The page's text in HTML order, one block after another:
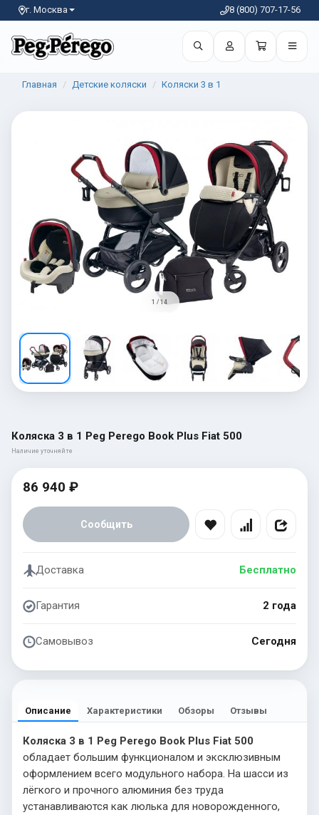
г. Москва 8 (800) 707-17-56
Главная Детские коляски Коляски 3 в 1
1 / 14
Коляска 3 в 1 Peg Perego Book Plus Fiat 500
Наличие уточняйте
86 940 ₽
Сообщить
Доставка Бесплатно
Гарантия 2 года
Самовывоз Сегодня
Описание Характеристики Обзоры Отзывы
Коляска 3 в 1 Peg Perego Book Plus Fiat 500
обладает большим функционалом и эксклюзивным
оформлением всего модульного набора. На шасси из
лёгкого и прочного алюминия без труда
устанавливаются как люлька для новорожденного,